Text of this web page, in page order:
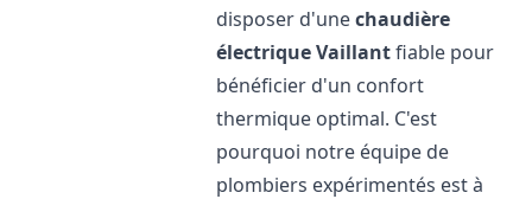
disposer d'unechaudière
électrique Vaillantfiable pour
bénéficier d'un confort
thermique optimal. C'est
pourquoi notre équipe de
plombiers expérimentés est à